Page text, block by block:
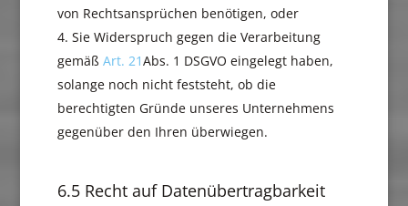
von Rechtsansprüchen benötigen, oder
Sie Widerspruch gegen die Verarbeitung
gemäß Art. 21Abs. 1 DSGVO eingelegt haben,
solange noch nicht feststeht, ob die
berechtigten Gründe unseres Unternehmens
gegenüber den Ihren überwiegen.
6.5 Recht auf Datenübertragbarkeit